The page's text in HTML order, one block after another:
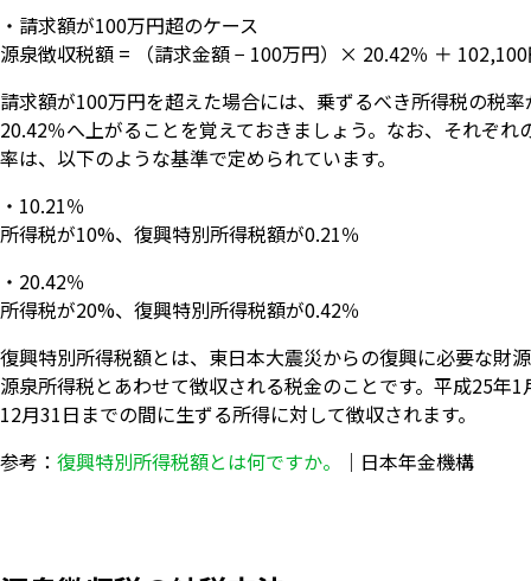
・請求額が100万円超のケース
源泉徴収税額 = （請求金額 − 100万円）× 20.42％ ＋
請求額が100万円を超えた場合には、乗ずるべき所得税の税
20.42％へ上がることを覚えておきましょう。なお、それぞれ
率は、以下のような基準で定められています。
・10.21％
所得税が10%、復興特別所得税額が0.21％
・20.42％
所得税が20%、復興特別所得税額が0.42％
復興特別所得税額とは、東日本大震災からの復興に必要な財
源泉所得税とあわせて徴収される税金のことです。平成25年
12月31日までの間に生ずる所得に対して徴収されます。
参考： 復興特別所得税額とは何ですか。 ｜日本年金機構